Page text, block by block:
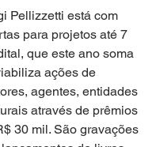
Pellizzetti está com
para projetos até 7
que este ano soma
ações de
agentes, entidades
através de prêmios
30 mil. São gravações